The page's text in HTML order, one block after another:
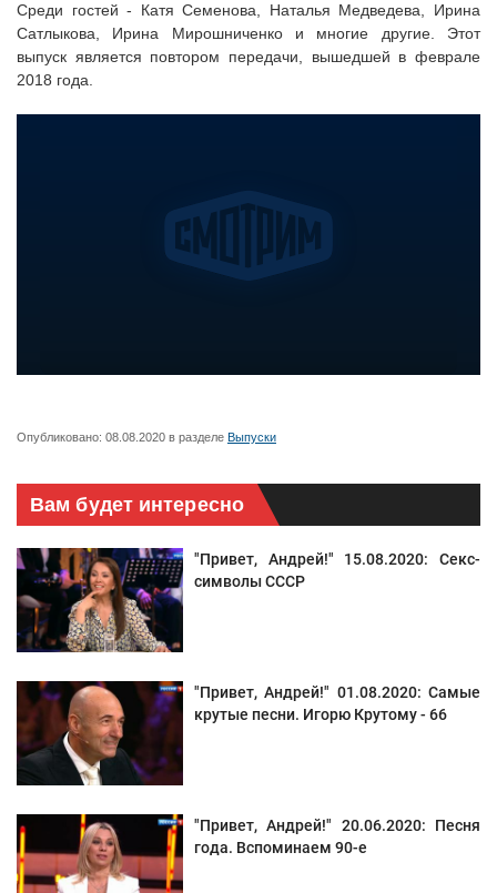
Среди гостей - Катя Семенова, Наталья Медведева, Ирина
Сатлыкова, Ирина Мирошниченко и многие другие. Этот
выпуск является повтором передачи, вышедшей в феврале
2018 года.
Опубликовано: 08.08.2020 в разделе Выпуски
Вам будет интересно
"Привет, Андрей!" 15.08.2020: Секс-
символы СССР
"Привет, Андрей!" 01.08.2020: Самые
крутые песни. Игорю Крутому - 66
"Привет, Андрей!" 20.06.2020: Песня
года. Вспоминаем 90-е